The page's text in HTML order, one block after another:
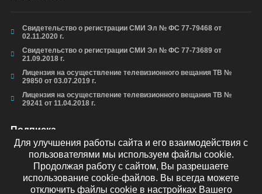
Свидетельство о регистрации СМИ Эл № ФС 77-79468 от
02.11.2020 г.
Свидетельство о регистрации СМИ Эл № ФС 77-73689 от
21.09.2018 г.
Лицензия на осуществление телевизионного вещания ТВ №
29850 от 03.07.2019 г.
Лицензия на осуществление телевизионного вещания ТВ №
29241 от 11.04.2018 г.
Подписка
ОТПРАВИТЬ
Для улучшения работы сайта и его взаимодействия с
пользователями мы используем файлы cookie.
Продолжая работу с сайтом, Вы разрешаете
использование cookie-файлов. Вы всегда можете
отключить файлы cookie в настройках Вашего